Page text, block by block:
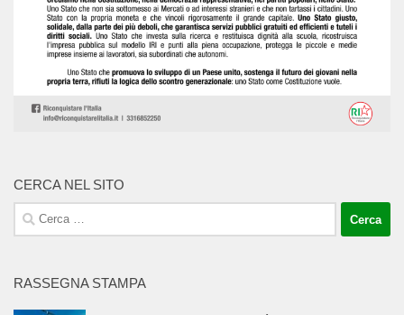
CERCA NEL SITO
Ricerca
per:
RASSEGNA STAMPA